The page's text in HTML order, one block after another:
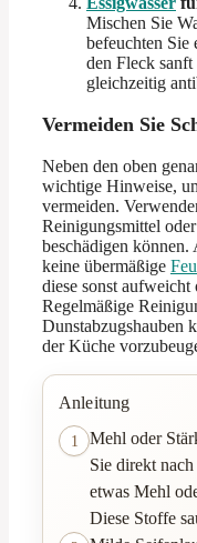
Mischen Sie
befeuchten Sie
den Fleck
gleichzeitig
Vermeiden Sie
Neben den oben
wichtige Hinweise,
vermeiden.
Reinigungsmittel
beschädigen können.
keine übermäßige
diese sonst aufweicht
Regelmäßige
Dunstabzugshauben
der Küche
Anleitung
1
Mehl oder
Sie direkt
etwas Mehl
Diese Stoffe